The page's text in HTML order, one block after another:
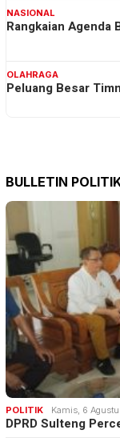
NASIONAL
Rangkaian Agenda
OLAHRAGA
Peluang Besar
BULLETIN
POLITIK Kamis, 6
DPRD Sulteng